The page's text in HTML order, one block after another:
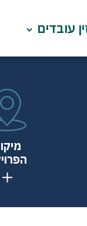
עובדים